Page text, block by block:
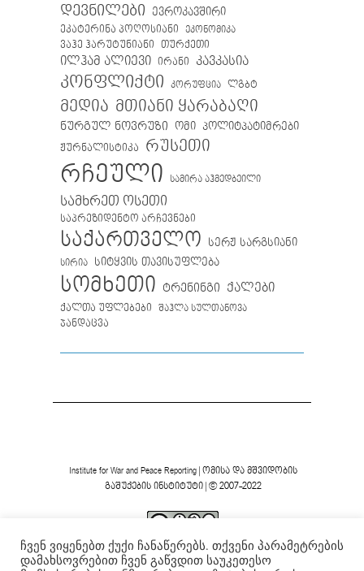
დევნილები
ევროკავშირი
ეკატერინა პოღოსიანი
ეკონომიკა
ვაჰე ჰარუტუნიანი თურქეთი
ილჰამ ალიევი ირანი კავკასია
კონფლიქტი კორუფცია ლგბტ
მედია მთიანი ყარაბაღი
ნურგულ ნოვრუზი ომი პოლიტპატიმრები
ჟურნალისტიკა
რუსეთი
რჩეული სამირა აჰმედბეილი
სამხრეთ ოსეთი
საპრეზიდენტო არჩევნები
საქართველო სერჟ სარგსიანი
სირია სიტყვის თავისუფლება
სომხეთი ტრენინგი ქალები
ქალთა უფლებები შაჰლა სულთანოვა
ჯანდაცვა
Institute for War and Peace Reporting| ომისა და მშვიდობის
გაშუქების ინსტიტუტი| © 2007-2022
ვებგვერდის ფორმა და შინაარსი დაცულიაCreative
Commons-ის არაკომერციული 4.0 საერთაშორისო
ჩვენ ვიყენებთ ქუქი ჩანაწერებს. თქვენი პარამეტრების
დამახსოვრებით ჩვენ გაწვდით საუკეთესო